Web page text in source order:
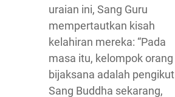
uraian ini, Sang Guru
mempertautkan kisah
kelahiran mereka: “Pada
masa itu, kelompok orang
bijaksana adalah pengikut
Sang Buddha sekarang,